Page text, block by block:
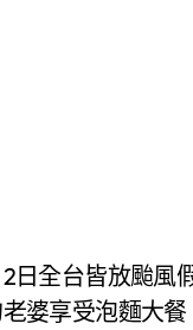
婆享受泡麵大